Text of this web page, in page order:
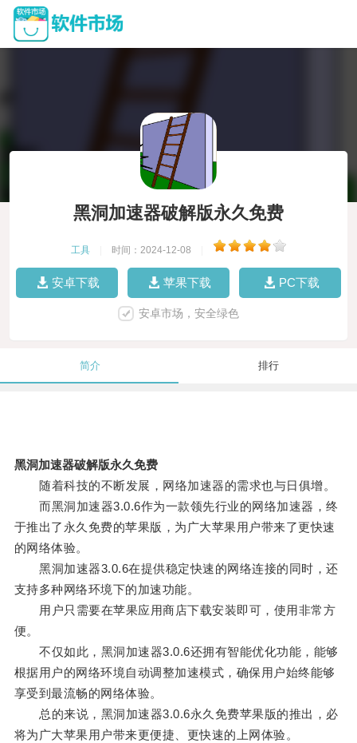
黑洞加速器破解版永久免费
工具 时间：2024-12-08
安卓下载 苹果下载 PC下载
安卓市场，安全绿色
简介 排行
黑洞加速器破解版永久免费
随着科技的不断发展，网络加速器的需求也与日俱增。
而黑洞加速器3.0.6作为一款领先行业的网络加速器，终
于推出了永久免费的苹果版，为广大苹果用户带来了更快速
的网络体验。
黑洞加速器3.0.6在提供稳定快速的网络连接的同时，还
支持多种网络环境下的加速功能。
用户只需要在苹果应用商店下载安装即可，使用非常方
便。
不仅如此，黑洞加速器3.0.6还拥有智能优化功能，能够
根据用户的网络环境自动调整加速模式，确保用户始终能够
享受到最流畅的网络体验。
总的来说，黑洞加速器3.0.6永久免费苹果版的推出，必
将为广大苹果用户带来更便捷、更快速的上网体验。